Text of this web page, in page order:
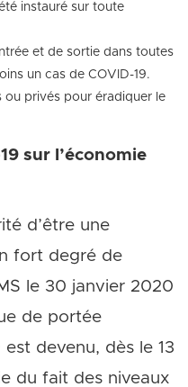
instauré sur toute
et de sortie dans toutes
un cas de COVID-19.
ou privés pour éradiquer le
sur l’économie
d’être une
fort degré de
le 30 janvier 2020
de portée
devenu, dès le 13
du fait des niveaux